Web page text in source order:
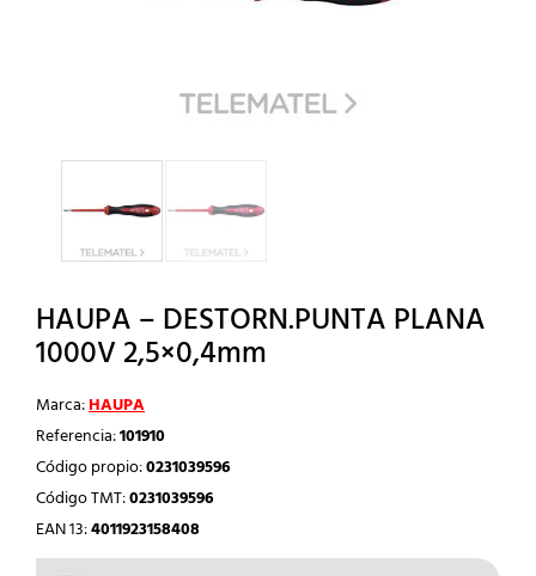
HAUPA – DESTORN.PUNTA PLANA
1000V 2,5×0,4mm
Marca:HAUPA
Referencia:101910
Código propio:0231039596
Código TMT:0231039596
EAN 13:4011923158408